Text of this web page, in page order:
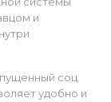
и
соц.
удобно и